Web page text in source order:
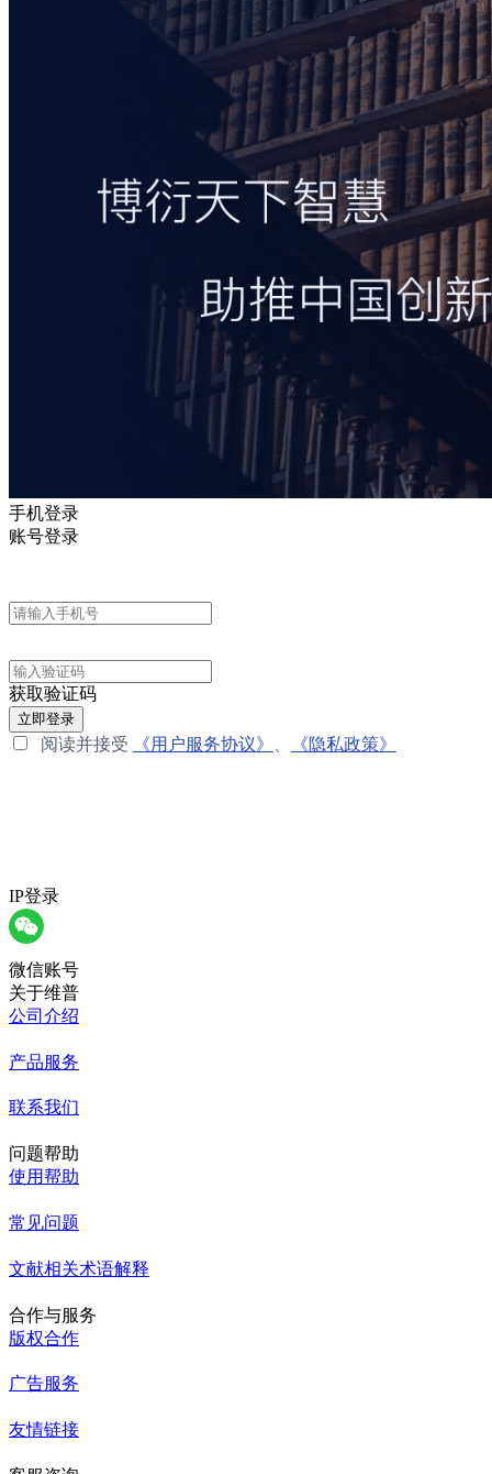
手机登录
账号登录
获取验证码
立即登录
阅读并接受 《用户服务协议》 《隐私政策》
IP登录
微信账号
关于维普
公司介绍
产品服务
联系我们
问题帮助
使用帮助
常见问题
文献相关术语解释
合作与服务
版权合作
广告服务
友情链接